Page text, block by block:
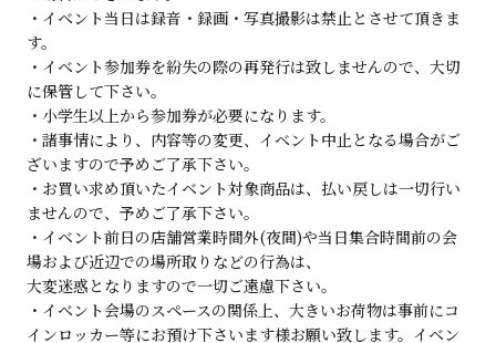
・イベント当日は録音・録画・写真撮影は禁止とさせて頂きま
す。
・イベント参加券を紛失の際の再発行は致しませんので、大切
に保管して下さい。
・小学生以上から参加券が必要になります。
・諸事情により、内容等の変更、イベント中止となる場合がご
ざいますので予めご了承下さい。
・お買い求め頂いたイベント対象商品は、払い戻しは一切行い
ませんので、予めご了承下さい。
・イベント前日の店舗営業時間外(夜間)や当日集合時間前の会
場および近辺での場所取りなどの行為は、
大変迷惑となりますので一切ご遠慮下さい。
・イベント会場のスペースの関係上、大きいお荷物は事前にコ
インロッカー等にお預け下さいます様お願い致します。イベン